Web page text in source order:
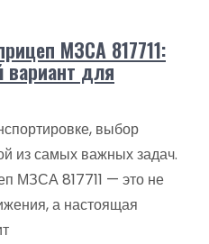
МЗСА 817711:
вариант для
выбор
из самых важных задач.
МЗСА 817711 — это не
а настоящая